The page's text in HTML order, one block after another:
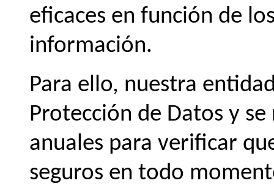
eficaces en función de
información.
Para ello, nuestra
Protección de Datos y
anuales para verificar
seguros en todo